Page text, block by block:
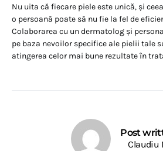
Nu uita că fiecare piele este unică, și
o persoană poate să nu fie la fel de
Colaborarea cu un dermatolog și
pe baza nevoilor specifice ale pielii tale
atingerea celor mai bune rezultate în
Post
Claudiu